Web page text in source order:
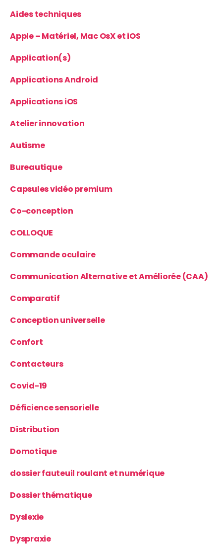
Aides techniques
Apple – Matériel, Mac OsX et iOS
Application(s)
Applications Android
Applications iOS
Atelier innovation
Autisme
Bureautique
Capsules vidéo premium
Co-conception
COLLOQUE
Commande oculaire
Communication Alternative et Améliorée (CAA)
Comparatif
Conception universelle
Confort
Contacteurs
Covid-19
Déficience sensorielle
Distribution
Domotique
dossier fauteuil roulant et numérique
Dossier thématique
Dyslexie
Dyspraxie